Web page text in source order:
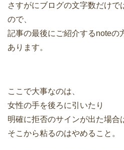
さすがにブログの文字数だけで
ので、
記事の最後にご紹介するnoteの
あります。
ここで大事なのは、
女性の手を後ろに引いたり
明確に拒否のサインが出た場合
そこから粘るのはやめること。